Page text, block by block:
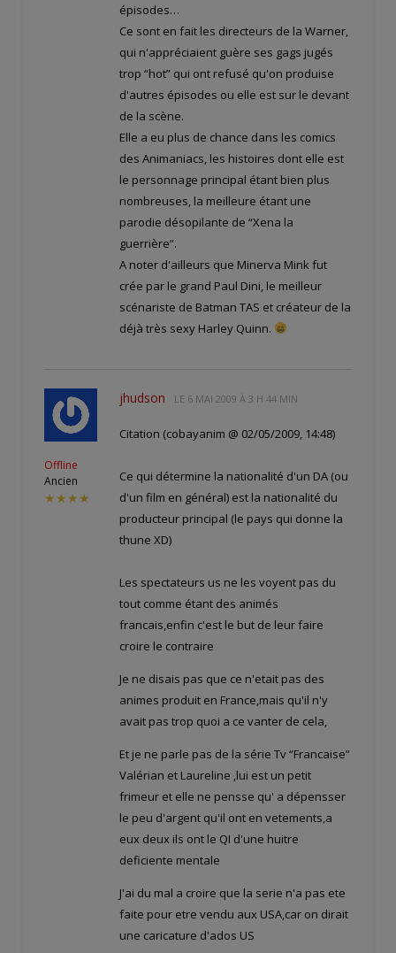
épisodes…
Ce sont en fait les directeurs de la Warner,
qui n'appréciaient guère ses gags jugés
trop “hot” qui ont refusé qu'on produise
d'autres épisodes ou elle est sur le devant
de la scène.
Elle a eu plus de chance dans les comics
des Animaniacs, les histoires dont elle est
le personnage principal étant bien plus
nombreuses, la meilleure étant une
parodie désopilante de “Xena la
guerrière”.
A noter d'ailleurs que Minerva Mink fut
crée par le grand Paul Dini, le meilleur
scénariste de Batman TAS et créateur de la
déjà très sexy Harley Quinn.
Offline
Ancien
★★★★
jhudson LE 6 MAI 2009 À 3 H 44 MIN
Citation (cobayanim @ 02/05/2009, 14:48)
Ce qui détermine la nationalité d'un DA (ou
d'un film en général) est la nationalité du
producteur principal (le pays qui donne la
thune XD)
Les spectateurs us ne les voyent pas du
tout comme étant des animés
francais,enfin c'est le but de leur faire
croire le contraire
Je ne disais pas que ce n'etait pas des
animes produit en France,mais qu'il n'y
avait pas trop quoi a ce vanter de cela,
Et je ne parle pas de la série Tv “Francaise”
Valérian et Laureline ,lui est un petit
frimeur et elle ne pensse qu' a dépensser
le peu d'argent qu'il ont en vetements,a
eux deux ils ont le QI d'une huitre
deficiente mentale
J'ai du mal a croire que la serie n'a pas ete
faite pour etre vendu aux USA,car on dirait
une caricature d'ados US